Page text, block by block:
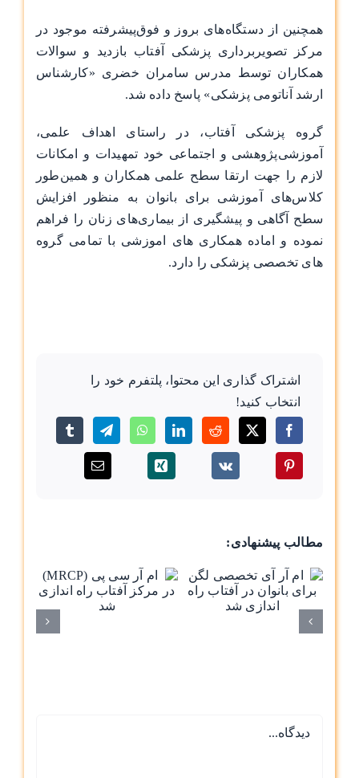
همچنین از دستگاه‌های بروز و فوق‌پیشرفته موجود در
مرکز تصویربرداری پزشکی آفتاب بازدید و سوالات
همکاران توسط مدرس سامران خضری «کارشناس
ارشد آناتومی پزشکی» پاسخ داده شد.
گروه پزشکی آفتاب، در راستای اهداف علمی،
آموزشی‌پژوهشی و اجتماعی خود تمهیدات و امکانات
لازم را جهت ارتقا سطح علمی همکاران و همین‌طور
کلاس‌های آموزشی برای بانوان به منظور افزایش
سطح آگاهی و پیشگیری از بیماری‌های زنان را فراهم
نموده و اماده همکاری های اموزشی با تمامی گروه
های تخصصی پزشکی را دارد.
اشتراک گذاری این محتوا، پلتفرم خود را
انتخاب کنید!
مطالب پیشنهادی:
ام آر آی
تخصصی لگن
برای بانوان در
دیدگاه